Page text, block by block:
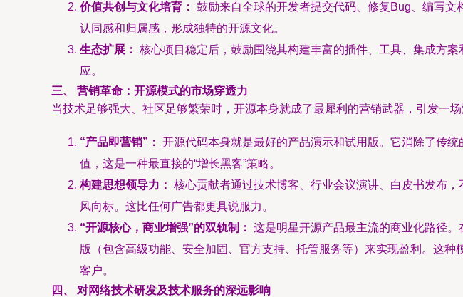
价值共创与文化培育： 鼓励来自全球的开发者提交代码、修复Bug、编写
认同感和归属感，形成独特的开源文化。
生态扩展： 核心项目稳定后，鼓励围绕其构建丰富的插件、工具、集成方
应。
三、 营销革命：开源模式的市场穿透力
当技术足够强大、社区足够繁荣时，开源本身就成了最犀利的营销武器，引发一场
“产品即营销”： 开源代码本身就是最好的产品演示和试用版。它消除了传
值，这是一种最直接的“增长黑客”策略。
构建思想领导力： 核心贡献者通过技术博客、行业会议演讲、白皮书发布
风向标。这比任何广告都更具说服力。
“开源核心，商业增强”的双轨制： 这是明星开源产品最主流的商业化路径
版（包含高级功能、安全加固、官方支持、托管服务等）来实现盈利。这
客户。
四、 对网络技术研发及技术服务的深远影响